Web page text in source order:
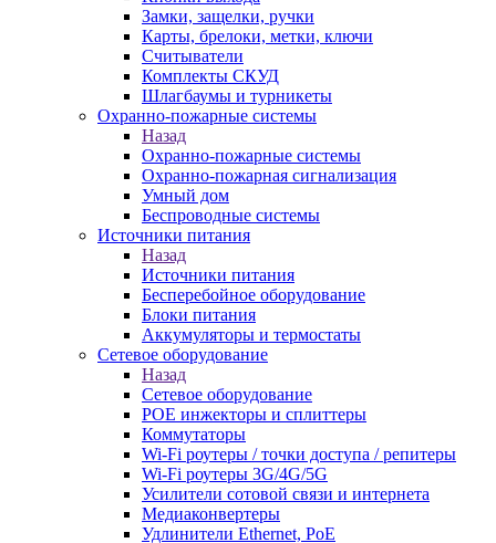
Замки, защелки, ручки
Карты, брелоки, метки, ключи
Считыватели
Комплекты СКУД
Шлагбаумы и турникеты
Охранно-пожарные системы
Назад
Охранно-пожарные системы
Охранно-пожарная сигнализация
Умный дом
Беспроводные системы
Источники питания
Назад
Источники питания
Бесперебойное оборудование
Блоки питания
Аккумуляторы и термостаты
Сетевое оборудование
Назад
Сетевое оборудование
POE инжекторы и сплиттеры
Коммутаторы
Wi-Fi роутеры / точки доступа / репитеры
Wi-Fi роутеры 3G/4G/5G
Усилители сотовой связи и интернета
Медиаконвертеры
Удлинители Ethernet, PoE